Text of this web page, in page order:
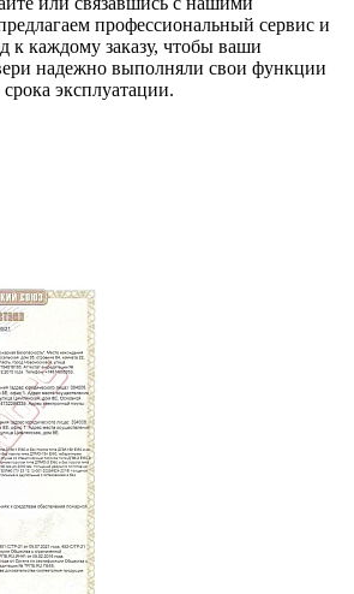
профессиональный сервис и
к каждому заказу, чтобы ваши
надежно выполняли свои функции
эксплуатации.